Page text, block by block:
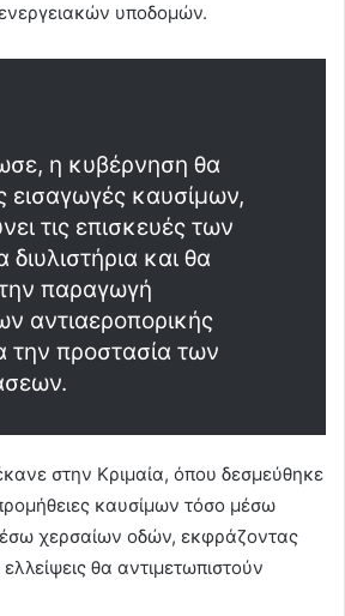
υποδομών.
η κυβέρνηση θα
εισαγωγές καυσίμων,
τις επισκευές των
διυλιστήρια και θα
παραγωγή
αντιαεροπορικής
την προστασία των
στην Κριμαία, όπου δεσμεύθηκε
καυσίμων τόσο μέσω
χερσαίων οδών, εκφράζοντας
θα αντιμετωπιστούν